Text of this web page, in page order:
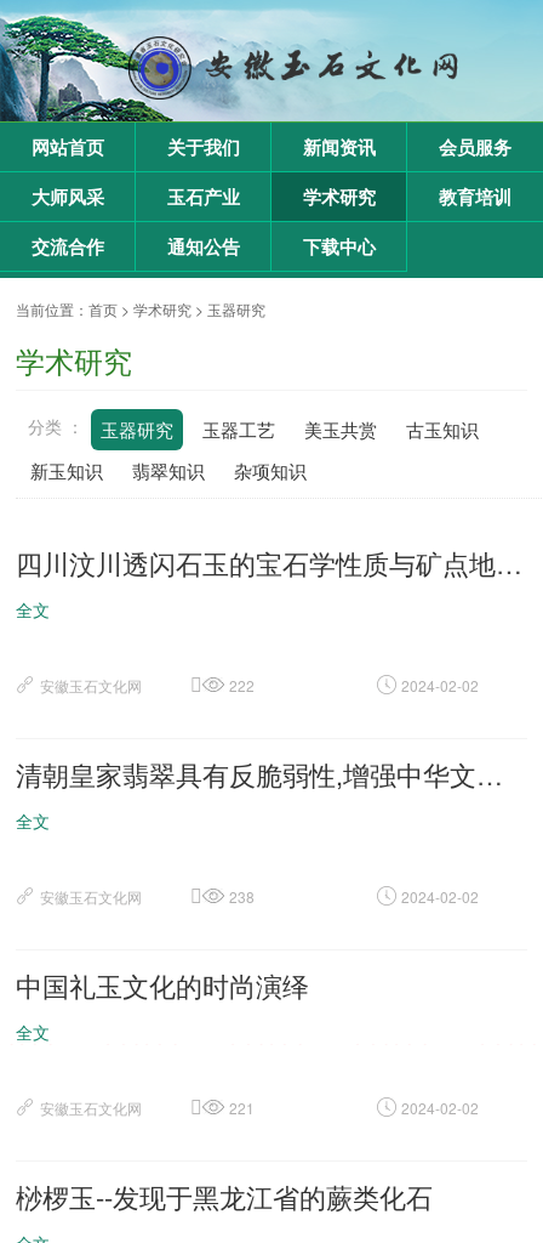
网站首页 关于我们 新闻资讯 会员服务
大师风采 玉石产业 学术研究 教育培训
交流合作 通知公告 下载中心
当前位置：首页 >学术研究 > 玉器研究
学术研究
分类 ： 玉器研究 玉器工艺 美玉共赏
古玉知识
新玉知识
翡翠知识 杂项知识
四川汶川透闪石玉的宝石学性质与矿点地质特征
全文
安徽玉石文化网 222 2024-02-02
清朝皇家翡翠具有反脆弱性,增强中华文明传播力影响力
全文
安徽玉石文化网 238 2024-02-02
中国礼玉文化的时尚演绎
全文
安徽玉石文化网 221 2024-02-02
桫椤玉--发现于黑龙江省的蕨类化石